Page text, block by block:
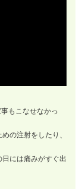
もこなせなかっ
の注射をしたり、
には痛みがすぐ出